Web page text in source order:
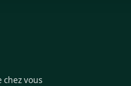
chez vous